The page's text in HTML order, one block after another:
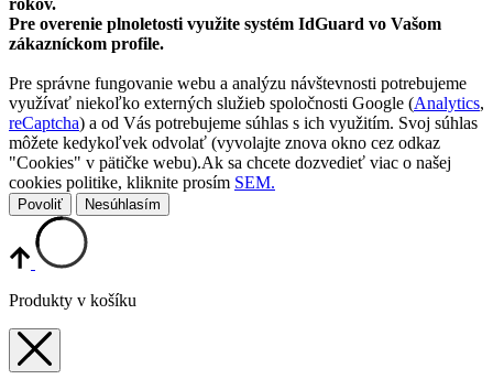
Pre overenie plnoletosti využite systém IdGuard vo Vašom
zákazníckom profile.
Pre správne fungovanie webu a analýzu návštevnosti potrebujeme
využívať niekoľko externých služieb spoločnosti Google (Analytics,
reCaptcha) a od Vás potrebujeme súhlas s ich využitím. Svoj súhlas
môžete kedykoľvek odvolať (vyvolajte znova okno cez odkaz
"Cookies" v pätičke webu).Ak sa chcete dozvedieť viac o našej
cookies politike, kliknite prosím SEM.
Povoliť Nesúhlasím
Produkty v košíku